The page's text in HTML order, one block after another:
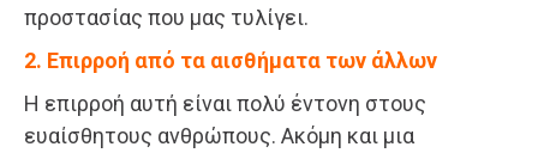
προστασίας που μας τυλίγει.
2. Επιρροή από τα αισθήματα των άλλων
Η επιρροή αυτή είναι πολύ έντονη στους
ευαίσθητους ανθρώπους. Ακόμη και μια